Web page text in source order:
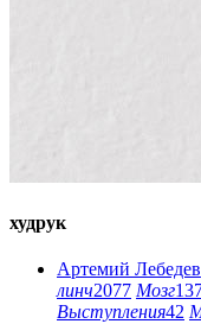
худрук
Артемий Лебедев
линч2077 Мозг
Выступления42